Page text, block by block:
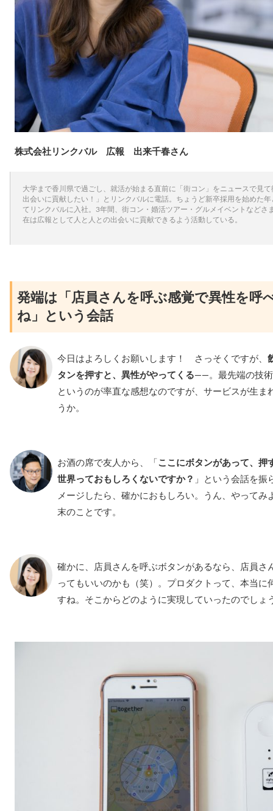
株式会社リンクバル 広報 出来千春さん
大学まで香川県で過ごし、就活が始まる直前に「街コン」をニュースで見
出会いに貢献したい！」とリンクバルに電話。ちょうど新卒採用を始めた
てリンクバルに入社。3年間、街コン・婚活ツアー・グルメイベントなどさ
在は広報として人と人との出会いに貢献できるよう活動している。
発端は「店員さんを呼ぶ感覚で異性を呼
ね」という会話
今日はよろしくお願いします！ さっそくですが、
タンを押すと、異性がやってくる――。最先端の技
というのが率直な感想なのですが、サービスが生ま
うか。
お酒の席で友人から、「 ここにボタンがあって、押
世界っておもしろくないですか？ 」という会話を振
メージしたら、確かにおもしろい。うん、やって
末のことです。
確かに、店員さんを呼ぶボタンがあるなら、店員さ
ってもいいのかも（笑）。プロダクトって、本当に
すね。そこからどのように実現していったのでしょ